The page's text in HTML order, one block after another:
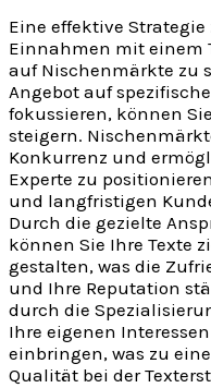
Eine effektive
Einnahmen mit einem
auf Nischenmärkte zu
Angebot auf
fokussieren, können
steigern.
Konkurrenz und
Experte zu
und langfristigen
Durch die gezielte
können Sie Ihre Texte
gestalten, was die
und Ihre Reputation
durch die
Ihre eigenen
einbringen, was zu
Qualität bei der